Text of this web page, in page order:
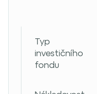
Typ
investičního
fondu